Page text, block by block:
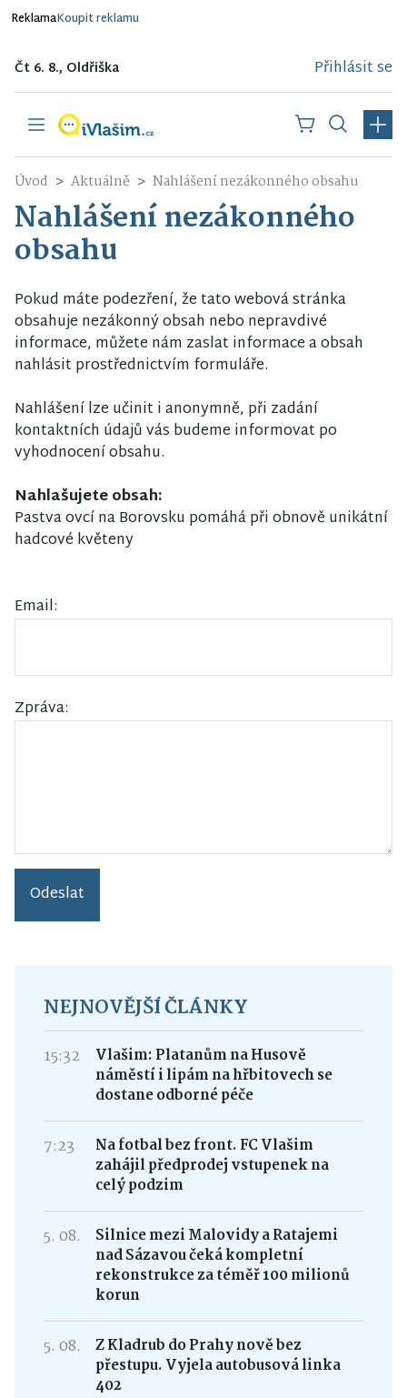
ReklamaKoupit reklamu
Čt 6. 8., Oldřiška Přihlásit se
Úvod Aktuálně Nahlášení nezákonného obsahu
Nahlášení nezákonného
obsahu
Pokud máte podezření, že tato webová stránka
obsahuje nezákonný obsah nebo nepravdivé
informace, můžete nám zaslat informace a obsah
nahlásit prostřednictvím formuláře.
Nahlášení lze učinit i anonymně, při zadání
kontaktních údajů vás budeme informovat po
vyhodnocení obsahu.
Nahlašujete obsah:
Pastva ovcí na Borovsku pomáhá při obnově unikátní
hadcové květeny
Email:
Zpráva:
Odeslat
NEJNOVĚJŠÍ ČLÁNKY
15:32
Vlašim: Platanům na Husově
náměstí i lipám na hřbitovech se
dostane odborné péče
7:23
Na fotbal bez front. FC Vlašim
zahájil předprodej vstupenek na
celý podzim
5. 08.
Silnice mezi Malovidy a Ratajemi
nad Sázavou čeká kompletní
rekonstrukce za téměř 100 milionů
korun
5. 08.
Z Kladrub do Prahy nově bez
přestupu. Vyjela autobusová linka
402